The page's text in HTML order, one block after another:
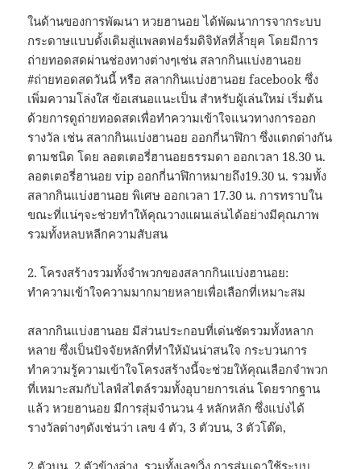
ในด้านของการพัฒนา หวยฮานอย ได้พัฒนาการจากระบบ
กระดาษแบบดั้งเดิมสู่แพลตฟอร์มดิจิทัลที่ล้ำยุค โดยมีการ
ถ่ายทอดสดผ่านช่องทางต่างๆเช่น สลากกินแบ่งฮานอย
#ถ่ายทอดสดวันนี้ หรือ สลากกินแบ่งฮานอย facebook ซึ่ง
เพิ่มความโล่งใส ข้อเสนอแนะเป็น สำหรับผู้เล่นใหม่ เริ่มต้น
ด้วยการดูถ่ายทอดสดเพื่อทำความเข้าใจแนวทางการออก
รางวัล เช่น สลากกินแบ่งฮานอย ออกกี่นาฬิกา ซึ่งแตกต่างกัน
ตามชนิด โดย ลอตเตอรี่ฮานอยธรรมดา ออกเวลา 18.30 น.
ลอตเตอรี่ฮานอย vip ออกกี่นาฬิกาหมายถึง19.30 น. รวมทั้ง
สลากกินแบ่งฮานอย พิเศษ ออกเวลา 17.30 น. การทราบใน
ขณะที่แน่ๆจะช่วยทำให้คุณวางแผนเล่นได้อย่างมีคุณภาพ
รวมทั้งหลบหลีกความสับสน
2. โครงสร้างรวมทั้งจำพวกของสลากกินแบ่งฮานอย:
ทำความเข้าใจความมากมายหลายเพื่อเลือกที่เหมาะสม
สลากกินแบ่งฮานอย มีส่วนประกอบที่เด่นชัดรวมทั้งหลาก
หลาย ซึ่งเป็นปัจจัยหลักที่ทำให้มันน่าสนใจ กระบวนการ
ทำความรู้ความเข้าใจโครงสร้างนี้จะช่วยให้คุณเลือกจำพวก
ที่เหมาะสมกับไลฟ์สไตล์รวมทั้งอุบายการเล่น โดยรากฐาน
แล้ว หวยฮานอย มีการสุ่มจำนวน 4 หลักหลัก ซึ่งแบ่งได้
รางวัลต่างๆดังเช่นว่า เลข 4 ตัว, 3 ตัวบน, 3 ตัวโต๊ด,